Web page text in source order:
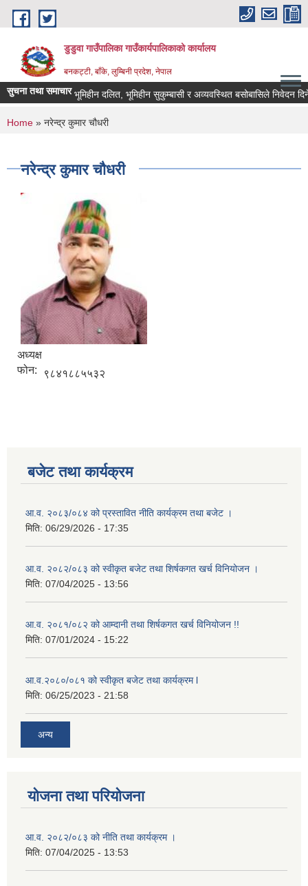
Skip to main content
डुडुवा गाउँपालिका गाउँकार्यपालिकाको कार्यालय
बनकट्टी, बाँके, लुम्बिनी प्रदेश, नेपाल
सुचना तथा समाचारभूमिहीन दलित, भूमिहीन सुकुम्बासी र अव्यवस्थित बसोबासिले निवेदन दिने
You are here
Home » नरेन्द्र कुमार चौधरी
नरेन्द्र कुमार चौधरी
अध्यक्ष
फोन:
९८४१८८५५३२
बजेट तथा कार्यक्रम
आ.व. २०८३/०८४ को प्रस्तावित नीति कार्यक्रम तथा बजेट ।
मिति: 06/29/2026 - 17:35
आ.व. २०८२/०८३ को स्वीकृत बजेट तथा शिर्षकगत खर्च विनियोजन ।
मिति: 07/04/2025 - 13:56
आ.व. २०८१/०८२ को आम्दानी तथा शिर्षकगत खर्च विनियोजन !!
मिति: 07/01/2024 - 15:22
आ.व.२०८०/०८१ को स्वीकृत बजेट तथा कार्यक्रम l
मिति: 06/25/2023 - 21:58
अन्य
योजना तथा परियोजना
आ.व. २०८२/०८३ को नीति तथा कार्यक्रम ।
मिति: 07/04/2025 - 13:53